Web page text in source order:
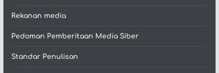
Rekanan media
Pedoman Pemberitaan Media Siber
Standar Penulisan